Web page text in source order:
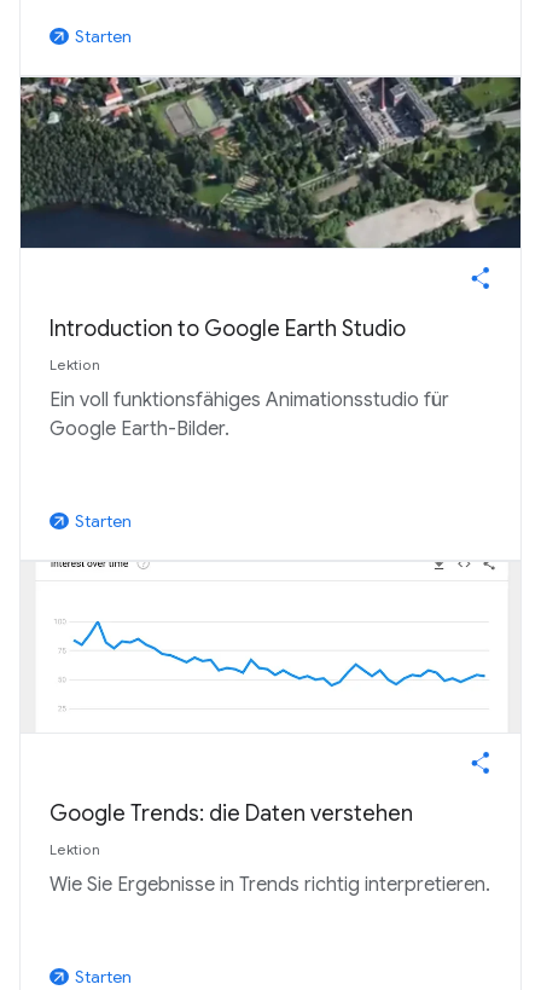
arrow_outward Starten
Introduction to Google Earth Studio
Lektion
Ein voll funktionsfähiges Animationsstudio für
Google Earth-Bilder.
arrow_outward Starten
Google Trends: die Daten verstehen
Lektion
Wie Sie Ergebnisse in Trends richtig interpretieren.
arrow_outward Starten